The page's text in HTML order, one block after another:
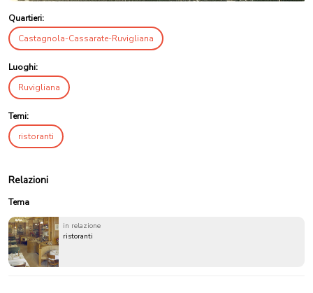
Quartieri:
Castagnola-Cassarate-Ruvigliana
Luoghi:
Ruvigliana
Temi:
ristoranti
Relazioni
Tema
in relazione
ristoranti